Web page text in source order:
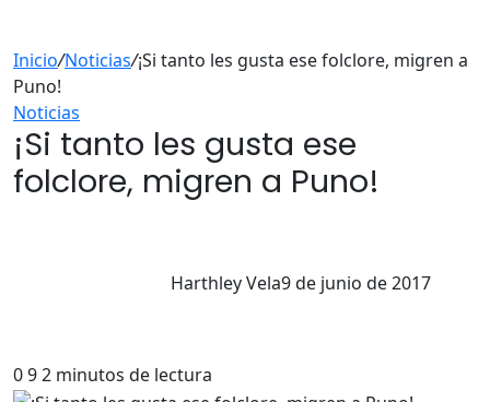
Inicio/Noticias/¡Si tanto les gusta ese folclore, migren a
Puno!
Noticias
¡Si tanto les gusta ese
folclore, migren a Puno!
Harthley Vela9 de junio de 2017
092 minutos de lectura